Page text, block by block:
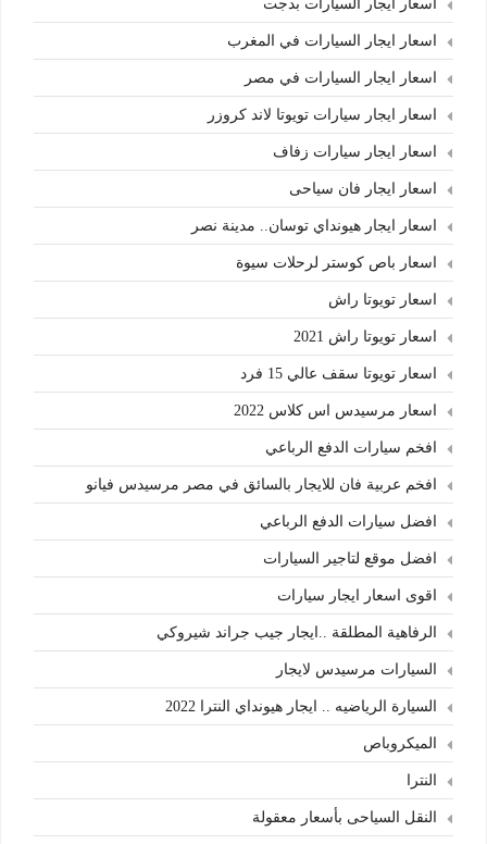
اسعار ايجار السيارات بدجت
اسعار ايجار السيارات في المغرب
اسعار ايجار السيارات في مصر
اسعار ايجار سيارات تويوتا لاند كروزر
اسعار ايجار سيارات زفاف
اسعار ايجار فان سياحى
اسعار ايجار هيونداي توسان.. مدينة نصر
اسعار باص كوستر لرحلات سيوة
اسعار تويوتا راش
اسعار تويوتا راش 2021
اسعار تويوتا سقف عالي 15 فرد
اسعار مرسيدس اس كلاس 2022
افخم سيارات الدفع الرباعي
افخم عربية فان للايجار بالسائق في مصر مرسيدس فيانو
افضل سيارات الدفع الرباعي
افضل موقع لتاجير السيارات
اقوى اسعار ايجار سيارات
الرفاهية المطلقة ..ايجار جيب جراند شيروكي
السيارات مرسيدس لايجار
السيارة الرياضيه .. ايجار هيونداي النترا 2022
الميكروباص
النترا
النقل السياحى بأسعار معقولة